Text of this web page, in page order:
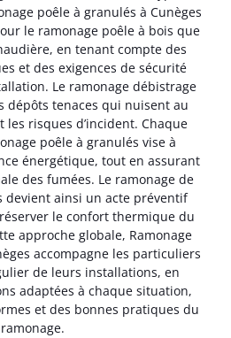
poêle à granulés à Cunèges
le ramonage poêle à bois que
en tenant compte des
et des exigences de sécurité
Le ramonage débistrage
dépôts tenaces qui nuisent au
risques d’incident. Chaque
poêle à granulés vise à
énergétique, tout en assurant
des fumées. Le ramonage de
devient ainsi un acte préventif
le confort thermique du
approche globale, Ramonage
accompagne les particuliers
de leurs installations, en
adaptées à chaque situation,
et des bonnes pratiques du
ramonage.